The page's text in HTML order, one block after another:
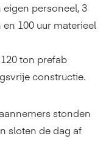
personeel, 3
100 uur materieel
ton prefab
constructie.
stonden
sloten de dag af